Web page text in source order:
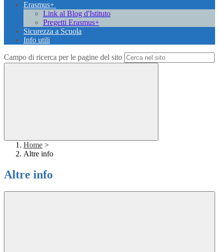
Erasmus+
Link al Blog d'Istituto
Pregetti Erasmus+
Sicurezza a Scuola
Info utili
Campo di ricerca per le pagine del sito
Home >
Altre info
Altre info